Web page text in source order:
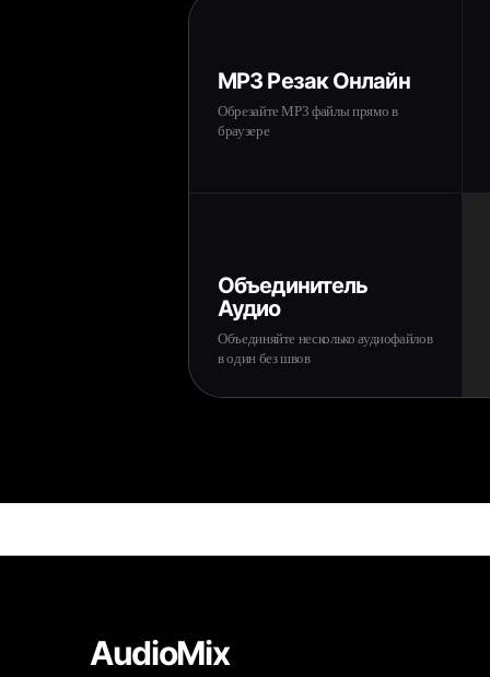
MP3 Резак Онлайн
Обрезайте MP3 файлы прямо в
браузере
Объединитель
Аудио
Объединяйте несколько аудиофайлов
в один без швов
AudioMix